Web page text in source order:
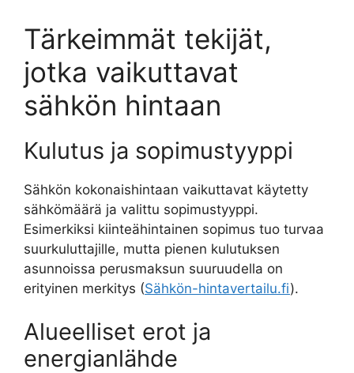
Tärkeimmät tekijät,
jotka vaikuttavat
sähkön hintaan
Kulutus ja sopimustyyppi
Sähkön kokonaishintaan vaikuttavat käytetty
sähkömäärä ja valittu sopimustyyppi.
Esimerkiksi kiinteähintainen sopimus tuo turvaa
suurkuluttajille, mutta pienen kulutuksen
asunnoissa perusmaksun suuruudella on
erityinen merkitys (Sähkön-hintavertailu.fi).
Alueelliset erot ja
energianlähde